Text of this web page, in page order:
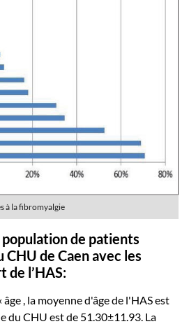
à la fibromyalgie
de patients
de Caen avec les
de l’HAS:
, la moyenne d'âge de l'HAS est
du CHU est de 51.30±11.93. La